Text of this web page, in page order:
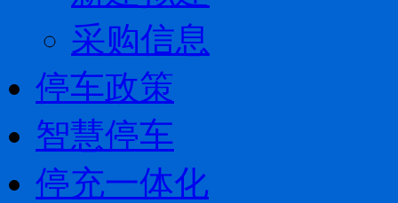
采购信息
停车政策
智慧停车
停充一体化